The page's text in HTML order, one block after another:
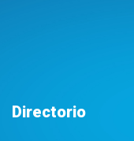
Directorio